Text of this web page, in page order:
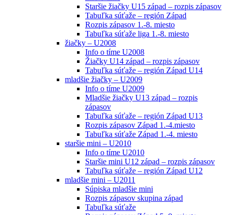
Staršie žiačky U15 západ – rozpis zápasov
Tabuľka súťaže – región Západ
Rozpis zápasov 1.-8. miesto
Tabuľka súťaže liga 1.-8. miesto
žiačky – U2008
Info o tíme U2008
Žiačky U14 západ – rozpis zápasov
Tabuľka súťaže – región Západ U14
mladšie žiačky – U2009
Info o tíme U2009
Mladšie žiačky U13 západ – rozpis
zápasov
Tabuľka súťaže – región Západ U13
Rozpis zápasov Západ 1.-4.miesto
Tabuľka súťaže Západ 1.-4. miesto
staršie mini – U2010
Info o tíme U2010
Staršie mini U12 západ – rozpis zápasov
Tabuľka súťaže – región Západ U12
mladšie mini – U2011
Súpiska mladšie mini
Rozpis zápasov skupina západ
Tabuľka súťaže